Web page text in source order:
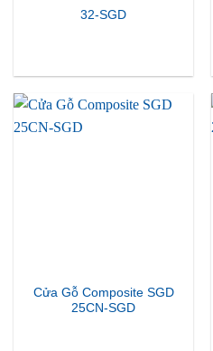
32-SGD
Cửa Gỗ Composite SGD
25CN-SGD